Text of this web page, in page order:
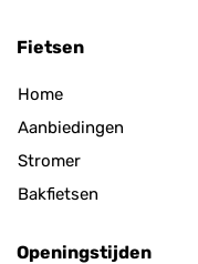
Fietsen
Home
Aanbiedingen
Stromer
Bakfietsen
Openingstijden